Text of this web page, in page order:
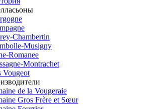
Chambertin
Musigny
Romanee
Montrachet
Vougeot
de la Vougeraie
Gros Frère et Sœur